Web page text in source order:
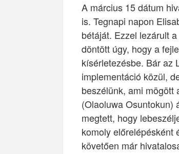
A március 15 dátum
is. Tegnapi napon
bétáját. Ezzel lezárult
döntött úgy, hogy a
kísérletezésbe. Bár az
implementáció közül,
beszélünk, ami mögött
(Olaoluwa Osuntokun)
megtett, hogy
komoly előrelépésként
követően már